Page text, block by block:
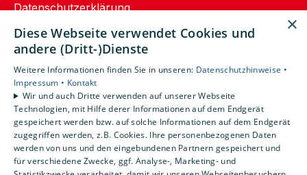
Datenschutzerklärung
Unsere Bereiche
Privatkunden
Gewerbekunden
Karriere
Unternehmen
Kontakt
×
Diese Webseite verwendet Cookies und
andere (Dritt-)Dienste
Weitere Informationen finden Sie in unseren: Datenschutzhinweise •
Impressum • Kontakt
Wir und auch Dritte verwenden auf unserer Webseite
Technologien, mit Hilfe derer Informationen auf dem Endgerät
gespeichert werden bzw. auf solche Informationen auf dem Endgerät
zugegriffen werden, z.B. Cookies. Ihre personenbezogenen Daten
werden von uns und den eingebundenen Partnern gespeichert und
für verschiedene Zwecke, ggf. Analyse-, Marketing- und